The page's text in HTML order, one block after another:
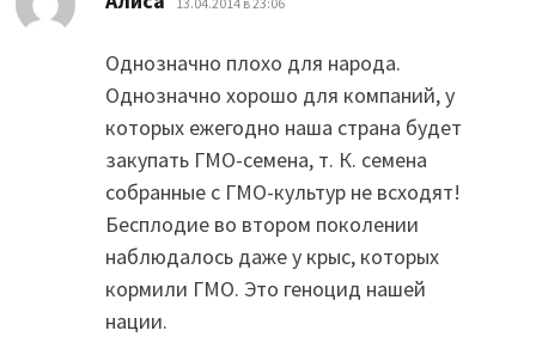
Однозначно плохо для народа.
Однозначно хорошо для компаний, у
которых ежегодно наша страна будет
закупать ГМО-семена, т. К. семена
собранные с ГМО-культур не всходят!
Бесплодие во втором поколении
наблюдалось даже у крыс, которых
кормили ГМО. Это геноцид нашей
нации.